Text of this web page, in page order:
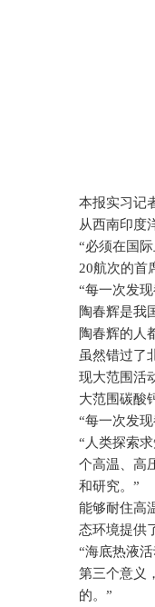
本报实习记
从西南印度
“必须在国
20航次的首
“每一次发
陶春辉是我
陶春辉的人
虽然错过了
现大范围活
大范围碳酸
“每一次发
“人类探索
个高温、高
和研究。”
能够耐住高
态环境提供
“海底热液
第三个意义
的。”